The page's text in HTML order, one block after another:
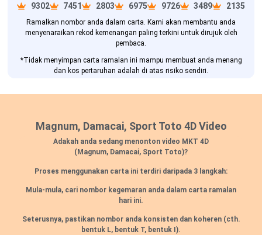
9302 7451 2803 6975 9726 3489 2135
Ramalkan nombor anda dalam carta. Kami akan membantu anda
menyenaraikan rekod kemenangan paling terkini untuk dirujuk oleh
pembaca.
*Tidak menyimpan carta ramalan ini mampu membuat anda menang
dan kos pertaruhan adalah di atas risiko sendiri.
Magnum, Damacai, Sport Toto 4D Video
Adakah anda sedang menonton video MKT 4D
(Magnum, Damacai, Sport Toto)?
Proses menggunakan carta ini terdiri daripada 3 langkah:
Mula-mula, cari nombor kegemaran anda dalam carta ramalan
hari ini.
Seterusnya, pastikan nombor anda konsisten dan koheren (cth.
bentuk L, bentuk T, bentuk I).